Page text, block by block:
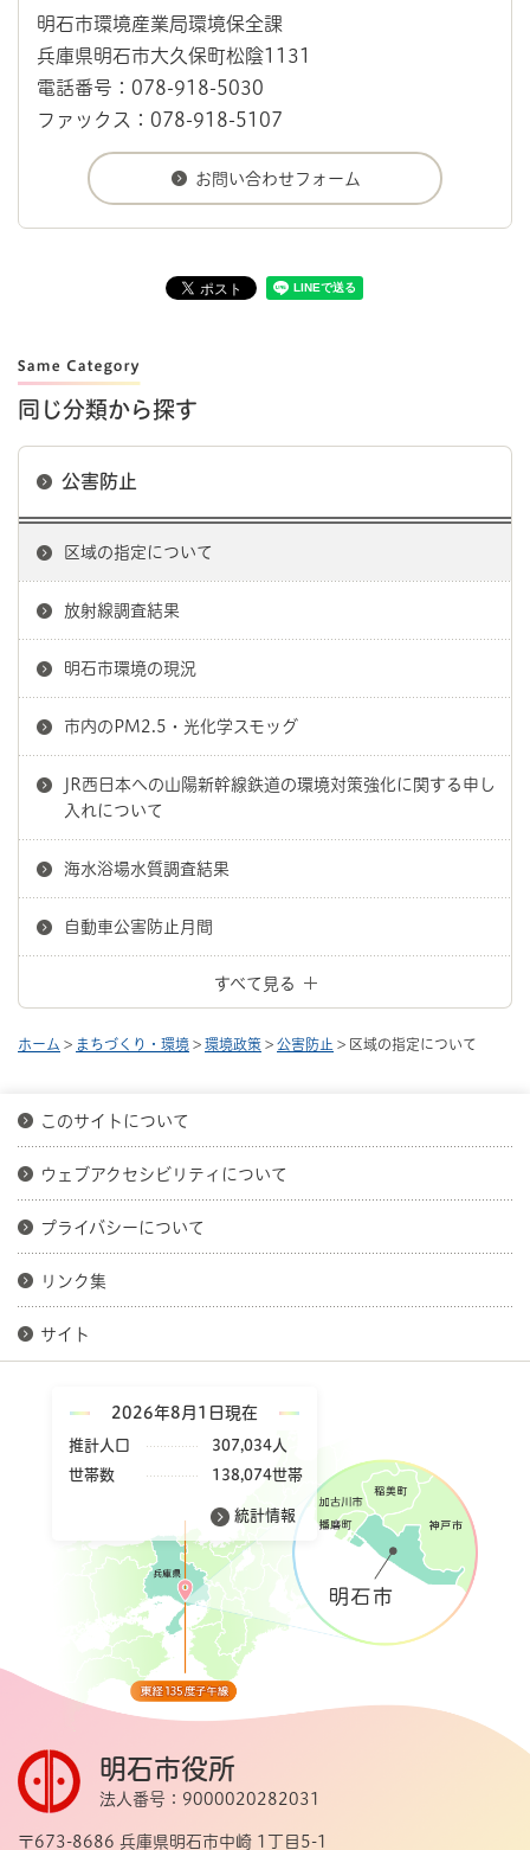
明石市環境産業局環境保全課
兵庫県明石市大久保町松陰1131
電話番号：078-918-5030
ファックス：078-918-5107
同じ分類から探す
公害防止
区域の指定について
放射線調査結果
明石市環境の現況
市内のPM2.5・光化学スモッグ
JR西日本への山陽新幹線鉄道の環境対策強化に関する申し
入れについて
海水浴場水質調査結果
自動車公害防止月間
すべて見る
ホーム > まちづくり・環境 > 環境政策 > 公害防止 > 区域の指定について
このサイトについて
ウェブアクセシビリティについて
プライバシーについて
リンク集
サイト
2026年8月1日現在
推計人口
307,034人
世帯数
138,074世帯
統計情報
明石市役所
法人番号：9000020282031
〒673-8686 兵庫県明石市中崎 1丁目5-1